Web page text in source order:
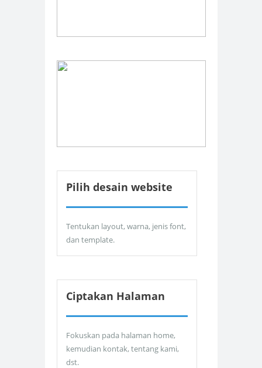
Pilih desain website
Tentukan layout, warna, jenis font,
dan template.
Ciptakan Halaman
Fokuskan pada halaman home,
kemudian kontak, tentang kami,
dst.